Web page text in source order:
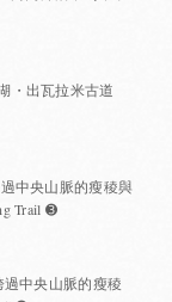
・出瓦拉米古道
中央山脈的瘦稜與
Trail ➌
中央山脈的瘦稜